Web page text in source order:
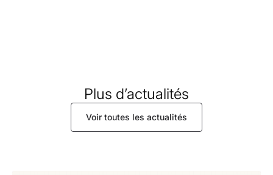
Plus d’actualités
Voir toutes les actualités